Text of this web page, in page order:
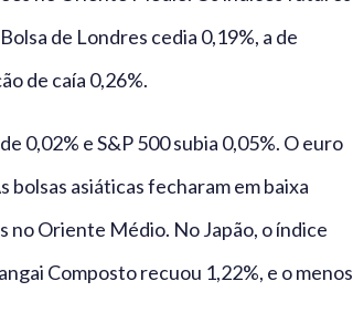
de Londres cedia 0,19%, a de
de caía 0,26%.
0,02% e S&P 500 subia 0,05%. O euro
bolsas asiáticas fecharam em baixa
no Oriente Médio. No Japão, o índice
Composto recuou 1,22%, e o menos